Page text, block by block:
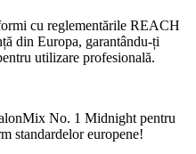
cu reglementările REACH
din Europa, garantându-ți
utilizare profesională.
No. 1 Midnight pentru
standardelor europene!